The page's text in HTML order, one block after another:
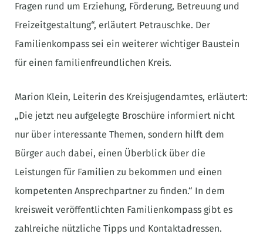
Fragen rund um Erziehung, Förderung, Betreuung und
Freizeitgestaltung“, erläutert Petrauschke. Der
Familienkompass sei ein weiterer wichtiger Baustein
für einen familienfreundlichen Kreis.
Marion Klein, Leiterin des Kreisjugendamtes, erläutert:
„Die jetzt neu aufgelegte Broschüre informiert nicht
nur über interessante Themen, sondern hilft dem
Bürger auch dabei, einen Überblick über die
Leistungen für Familien zu bekommen und einen
kompetenten Ansprechpartner zu finden.“ In dem
kreisweit veröffentlichten Familienkompass gibt es
zahlreiche nützliche Tipps und Kontaktadressen.